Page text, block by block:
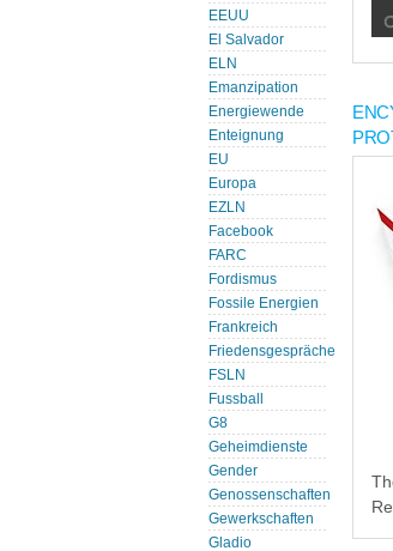
EEUU
El Salvador
ELN
Emanzipation
Energiewende
Enteignung
EU
Europa
EZLN
Facebook
FARC
Fordismus
Fossile Energien
Frankreich
Friedensgespräche
FSLN
Fussball
G8
Geheimdienste
Gender
Genossenschaften
Gewerkschaften
Gladio